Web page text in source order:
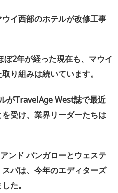
イ西部のホテルが改修工事
ぼ2年が経った現在も、マウイ
り組みは続いています。
がTravelAge West誌で最近
受け、業界リーダーたちは
アンド バンガローとウェステ
スパは、今年のエディターズ
た。